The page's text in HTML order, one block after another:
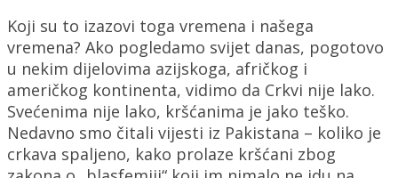
Koji su to izazovi toga vremena i našega
vremena? Ako pogledamo svijet danas, pogotovo
u nekim dijelovima azijskoga, afričkog i
američkog kontinenta, vidimo da Crkvi nije lako.
Svećenima nije lako, kršćanima je jako teško.
Nedavno smo čitali vijesti iz Pakistana – koliko je
crkava spaljeno, kako prolaze kršćani zbog